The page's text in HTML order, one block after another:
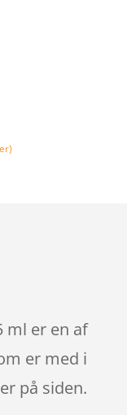
ml er en af
er med i
på siden.